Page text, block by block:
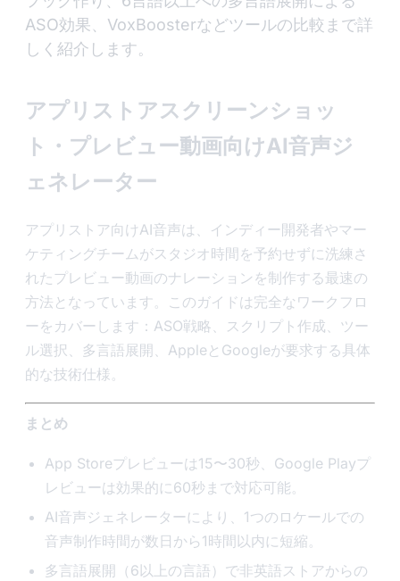
ASO効果、VoxBoosterなどツールの比較まで詳
しく紹介します。
アプリストアスクリーンショッ
ト・プレビュー動画向けAI音声ジ
ェネレーター
アプリストア向けAI音声は、インディー開発者やマー
ケティングチームがスタジオ時間を予約せずに洗練さ
れたプレビュー動画のナレーションを制作する最速の
方法となっています。このガイドは完全なワークフロ
ーをカバーします：ASO戦略、スクリプト作成、ツー
ル選択、多言語展開、AppleとGoogleが要求する具体
的な技術仕様。
まとめ
App Storeプレビューは15〜30秒、Google Playプ
レビューは効果的に60秒まで対応可能。
AI音声ジェネレーターにより、1つのロケールでの
音声制作時間が数日から1時間以内に短縮。
多言語展開（6以上の言語）で非英語ストアからの